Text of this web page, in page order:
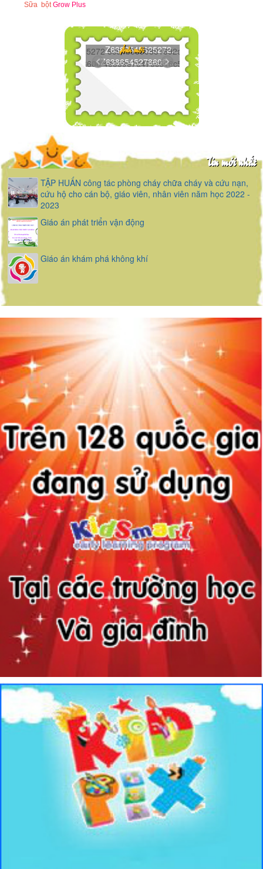
Sữa bộtGrow Plus
Z6386545625272...
Z6386545278606...
Ảnh mới
Tin mới nhất
TẬP HUẤN công tác phòng cháy chữa cháy và cứu nạn,
cứu hộ cho cán bộ, giáo viên, nhân viên năm học 2022 -
2023
Giáo án phát triển vận động
Giáo án khám phá không khí